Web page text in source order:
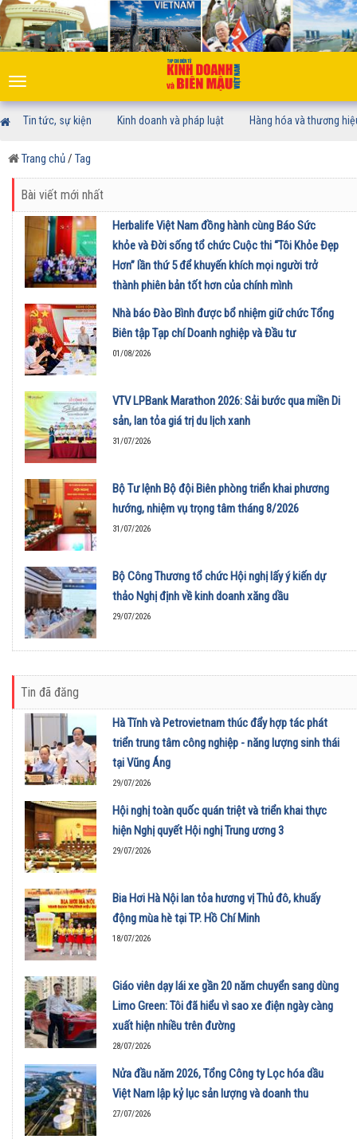
Toggle
navigation
Tin tức, sự kiện Kinh doanh và pháp luật Hàng hóa và thương
Trang chủ/ Tag
Bài viết mới nhất
Herbalife Việt Nam đồng hành cùng Báo Sức
khỏe và Đời sống tổ chức Cuộc thi “Tôi Khỏe Đẹp
Hơn” lần thứ 5 để khuyến khích mọi người trở
thành phiên bản tốt hơn của chính mình
01/08/2026
Nhà báo Đào Bình được bổ nhiệm giữ chức Tổng
Biên tập Tạp chí Doanh nghiệp và Đầu tư
01/08/2026
VTV LPBank Marathon 2026: Sải bước qua miền Di
sản, lan tỏa giá trị du lịch xanh
31/07/2026
Bộ Tư lệnh Bộ đội Biên phòng triển khai phương
hướng, nhiệm vụ trọng tâm tháng 8/2026
31/07/2026
Bộ Công Thương tổ chức Hội nghị lấy ý kiến dự
thảo Nghị định về kinh doanh xăng dầu
29/07/2026
Tin đã đăng
Hà Tĩnh và Petrovietnam thúc đẩy hợp tác phát
triển trung tâm công nghiệp - năng lượng sinh thái
tại Vũng Áng
29/07/2026
Hội nghị toàn quốc quán triệt và triển khai thực
hiện Nghị quyết Hội nghị Trung ương 3
29/07/2026
Bia Hơi Hà Nội lan tỏa hương vị Thủ đô, khuấy
động mùa hè tại TP. Hồ Chí Minh
18/07/2026
Giáo viên dạy lái xe gần 20 năm chuyển sang dùng
Limo Green: Tôi đã hiểu vì sao xe điện ngày càng
xuất hiện nhiều trên đường
28/07/2026
Nửa đầu năm 2026, Tổng Công ty Lọc hóa dầu
Việt Nam lập kỷ lục sản lượng và doanh thu
27/07/2026